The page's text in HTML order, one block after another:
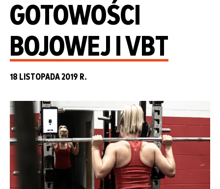
GOTOWOŚCI
BOJOWEJ I VBT
18 LISTOPADA 2019 R.